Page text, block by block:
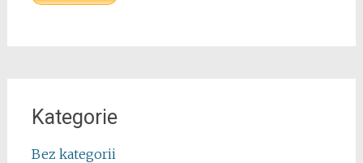
Kategorie
Bez kategorii